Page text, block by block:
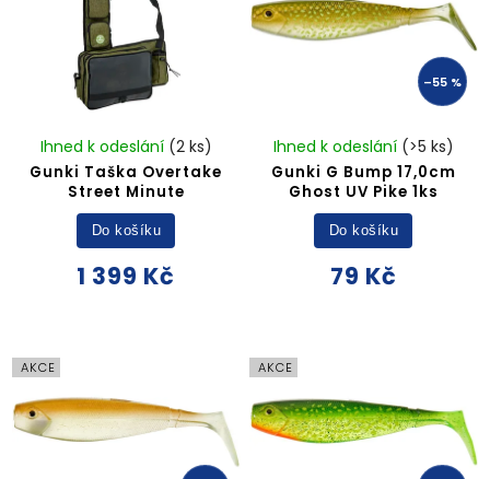
Gunki Taška Overtake
Street Minute
Ihned k odeslání (2 ks)
1 399 Kč
Do košíku
–55 %
Gunki G Bump 17,0cm
Ghost UV Pike 1ks
Ihned k odeslání (>5 ks)
79 Kč
Do košíku
AKCE AKCE